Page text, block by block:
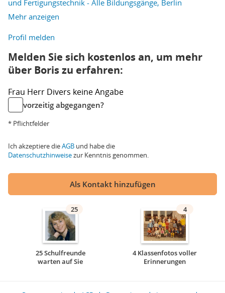
und Fertigungstechnik - Alle Bildungsgänge, Berlin
Mehr anzeigen
Profil melden
Melden Sie sich kostenlos an, um mehr
über Boris zu erfahren:
Frau Herr Divers keine Angabe
vorzeitig abgegangen?
* Pflichtfelder
Ich akzeptiere dieAGB und habe die
Datenschutzhinweisezur Kenntnis genommen.
Als Kontakt hinzufügen
25
25 Schulfreunde
warten auf Sie
4
4 Klassenfotos voller
Erinnerungen